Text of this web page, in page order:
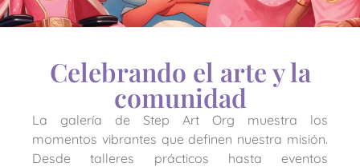
Celebrando el arte y la
comunidad
La galería de Step Art Org muestra los
momentos vibrantes que definen nuestra misión.
Desde talleres prácticos hasta eventos